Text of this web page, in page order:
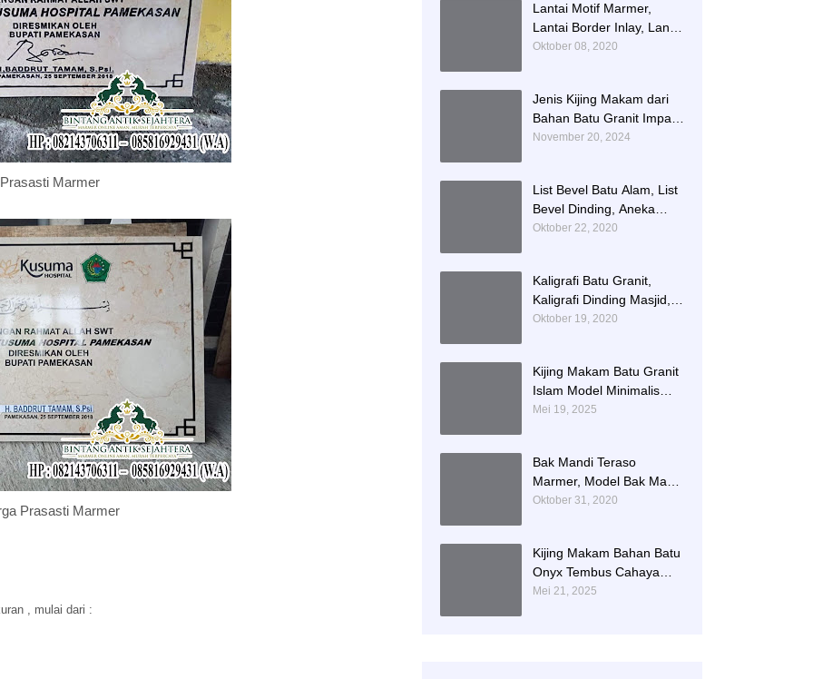
Prasasti Marmer
Prasasti Marmer
, mulai dari :
Lantai Motif Marmer,
Lantai Border Inlay, Lantai
Rumah Motif Marmer
Oktober 08, 2020
Jenis Kijing Makam dari
Bahan Batu Granit Impala
Terbaru Brand Bintang
November 20, 2024
List Bevel Batu Alam, List
Bevel Dinding, Aneka
Motif List Bevel Batu Alam
Oktober 22, 2020
Kaligrafi Batu Granit,
Kaligrafi Dinding Masjid,
Prasasti Kaligrafi Batu
Oktober 19, 2020
Kijing Makam Batu Granit
Islam Model Minimalis
Terlaris Brand Bintang
Mei 19, 2025
Bak Mandi Teraso
Marmer, Model Bak Mandi
Kotak, Bak Mandi Teraso
Oktober 31, 2020
Kijing Makam Bahan Batu
Onyx Tembus Cahaya
Model 2 Tingkat Nisan
Mei 21, 2025